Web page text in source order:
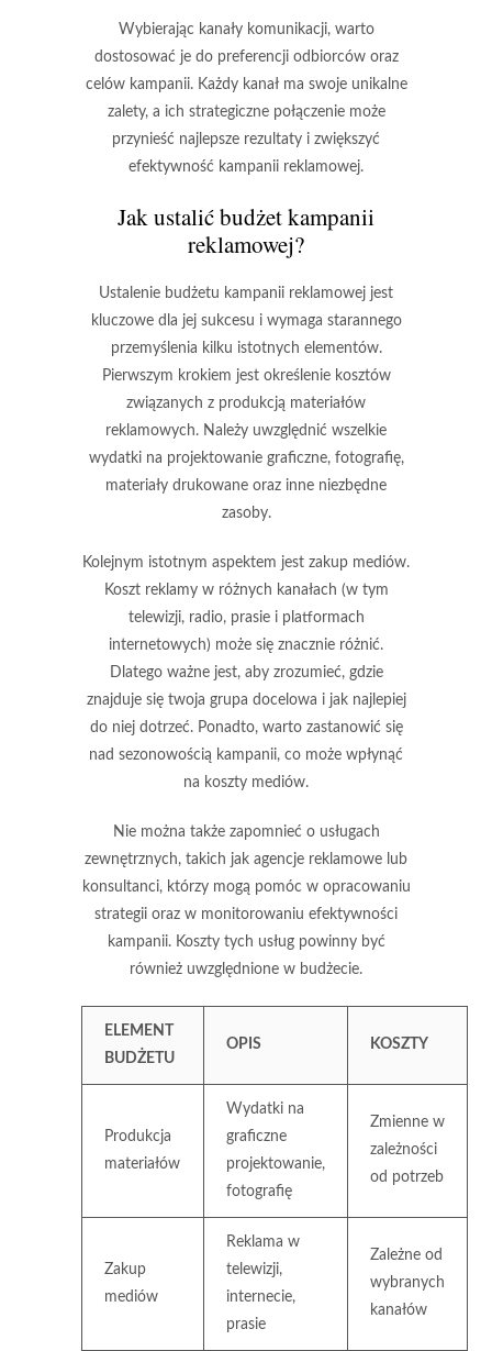
Wybierając kanały komunikacji, warto
dostosować je do preferencji odbiorcóworaz
celów kampanii. Każdy kanał ma swoje unikalne
zalety, a ich strategiczne połączenie może
przynieść najlepsze rezultaty i zwiększyć
efektywność kampanii reklamowej.
Jak ustalić budżet kampanii
reklamowej?
Ustalenie budżetu kampanii reklamowej jest
kluczowedla jej sukcesu i wymaga starannego
przemyślenia kilku istotnych elementów.
Pierwszym krokiem jest określenie kosztów
związanych z produkcją materiałów
reklamowych. Należy uwzględnić wszelkie
wydatki na projektowanie graficzne, fotografię,
materiały drukowane oraz inne niezbędne
zasoby.
Kolejnym istotnym aspektem jest zakup mediów.
Koszt reklamy w różnych kanałach (w tym
telewizji, radio, prasie i platformach
internetowych) może się znacznie różnić.
Dlatego ważne jest, aby zrozumieć, gdzie
znajduje się twoja grupa docelowa i jak najlepiej
do niej dotrzeć. Ponadto, warto zastanowić się
nad sezonowością kampanii, co może wpłynąć
na koszty mediów.
Nie można także zapomnieć o usługach
zewnętrznych, takich jak agencje reklamowe lub
konsultanci, którzy mogą pomóc w opracowaniu
strategii oraz w monitorowaniu efektywności
kampanii. Koszty tych usług powinny być
również uwzględnione w budżecie.
ELEMENT
BUDŻETU
OPIS KOSZTY
Produkcja
materiałów
Wydatki na
graficzne
projektowanie,
fotografię
Zmienne w
zależności
od potrzeb
Zakup
mediów
Reklama w
telewizji,
internecie,
prasie
Zależne od
wybranych
kanałów